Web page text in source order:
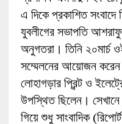
এ দিকে প্রকাশিত
যুবলীগের সভাপতি
অনুগতরা। তিনি ২০মার্চ
সম্মেলনের আয়োজন
লোহাগড়ার প্রিন্ট ও
উপস্থিত ছিলেন।
গিয়ে শুধু সাংবাদিক